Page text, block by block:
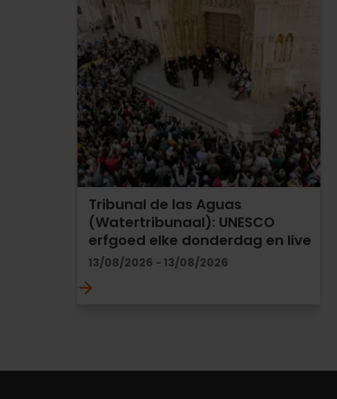
Tribunal de las Aguas
(Watertribunaal): UNESCO
erfgoed elke donderdag en live
13/08/2026 - 13/08/2026